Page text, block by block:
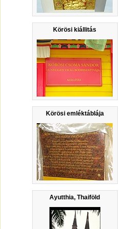
Körösi kiállitás
Körösi emléktáblája
Ayutthia, Thaiföld